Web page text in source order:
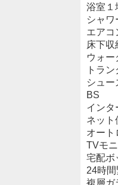
浴室１
シャワ
エアコ
床下収
ウォー
トラ
シュー
BS
インタ
ネット
オート
TVモ
宅配ボ
24時
複層ガ